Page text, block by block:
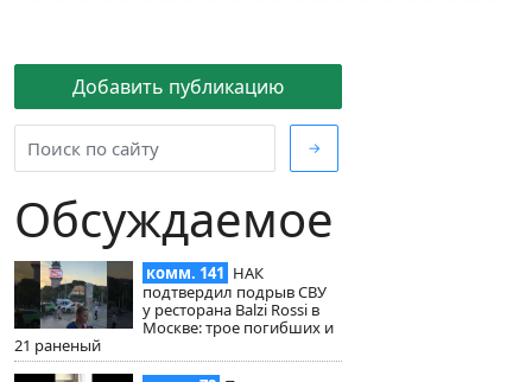
Добавить публикацию
→
Обсуждаемое
комм. 141 НАК
подтвердил подрыв СВУ
у ресторана Balzi Rossi в
Москве: трое погибших и
21 раненый